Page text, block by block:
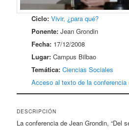
Ciclo: Vivir, ¿para qué?
Ponente: Jean Grondin
Fecha: 17/12/2008
Lugar: Campus Bilbao
Temática: Ciencias Sociales
Acceso al texto de la conferencia
DESCRIPCIÓN
La conferencia de Jean Grondin, “Del